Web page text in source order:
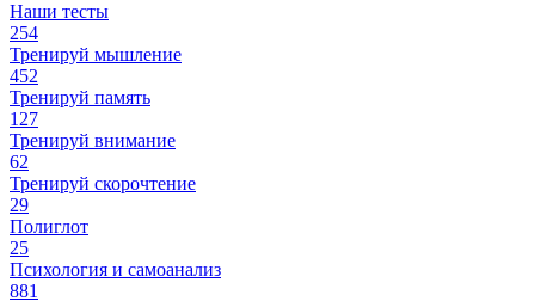
Наши тесты
254
Тренируй мышление
452
Тренируй память
127
Тренируй внимание
62
Тренируй скорочтение
29
Полиглот
25
Психология и самоанализ
881